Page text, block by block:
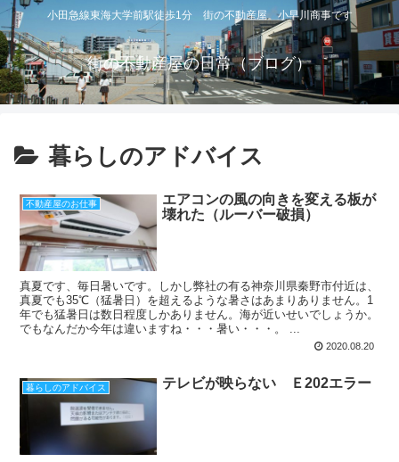
小田急線東海大学前駅徒歩1分 街の不動産屋 小早川商事です
街の不動産屋の日常（ブログ）
暮らしのアドバイス
不動産屋のお仕事
エアコンの風の向きを変える板が
壊れた（ルーバー破損）
真夏です、毎日暑いです。しかし弊社の有る神奈川県秦野市付近は、
真夏でも35℃（猛暑日）を超えるような暑さはあまりありません。1
年でも猛暑日は数日程度しかありません。海が近いせいでしょうか。
でもなんだか今年は違いますね・・・暑い・・・。 ...
2020.08.20
暮らしのアドバイス テレビが映らない Ｅ202エラー